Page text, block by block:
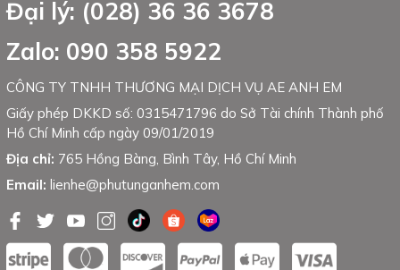
Đại lý: (028) 36 36 3678
Zalo: 090 358 5922
CÔNG TY TNHH THƯƠNG MẠI DỊCH VỤ AE ANH EM
Giấy phép DKKD số: 0315471796 do Sở Tài chính Thành phố
Hồ Chí Minh cấp ngày 09/01/2019
Địa chỉ: 765 Hồng Bàng, Bình Tây, Hồ Chí Minh
Email: lienhe@phutunganhem.com